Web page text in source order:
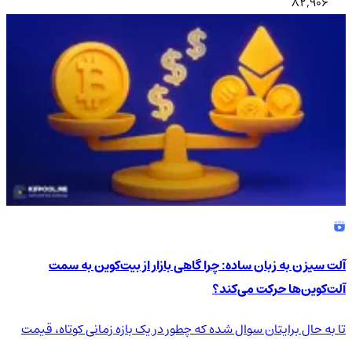
آلت سیزن به زبان ساده: چرا گاهی بازار از بیت‌کوین به سمت
آلت‌کوین‌ها حرکت می‌کند؟
تا به حال برایتان سوال شده که چطور در یک بازه زمانی کوتاه، قیمت